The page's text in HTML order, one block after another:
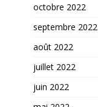
octobre 2022
septembre 2022
août 2022
juillet 2022
juin 2022